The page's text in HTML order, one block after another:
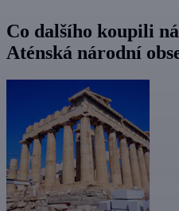
Co dalšího koupili
Aténská národní